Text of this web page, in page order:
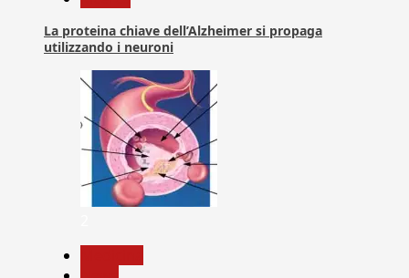
La proteina chiave dell’Alzheimer si propaga
utilizzando i neuroni